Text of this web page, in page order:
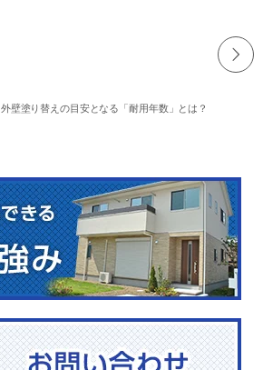
外壁塗り替えの目安となる「耐用年数」とは？